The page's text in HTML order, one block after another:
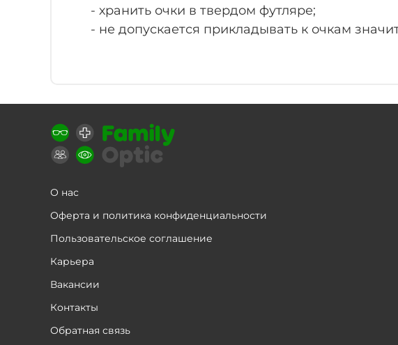
- хранить очки в твердом футляре;
- не допускается прикладывать к очкам
О нас
Оферта и политика конфиденциальности
Пользовательское соглашение
Карьера
Вакансии
Контакты
Обратная связь